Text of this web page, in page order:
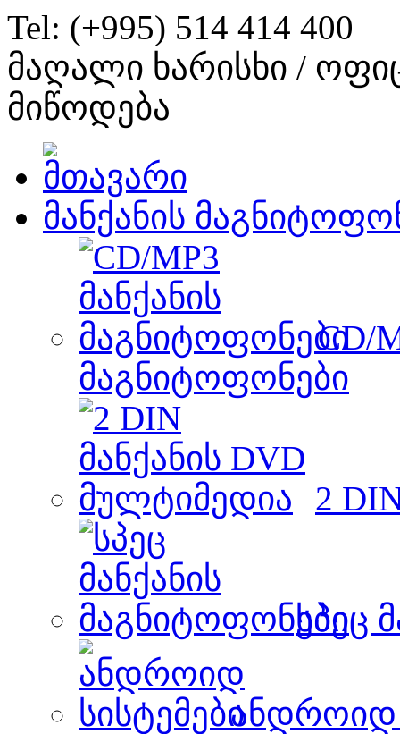
Tel: (+995) 514 414 400
მაღალი ხარისხი /
მიწოდება
მანქანის
CD/
მაგნიტოფონები
2
სპეც
ანდროიდ